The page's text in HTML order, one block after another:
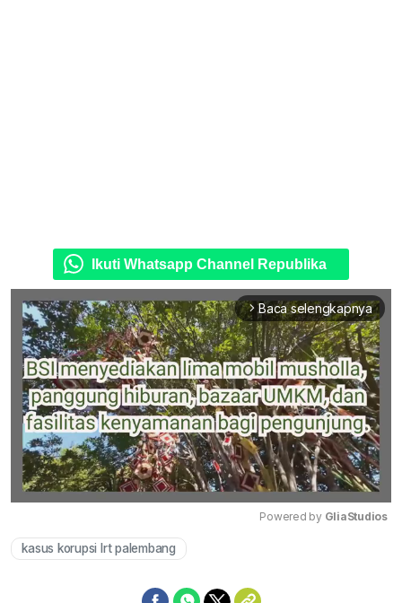
Ikuti Whatsapp Channel Republika
arrow_forward_ios Baca selengkapnya
Powered by GliaStudios
kasus korupsi lrt palembang